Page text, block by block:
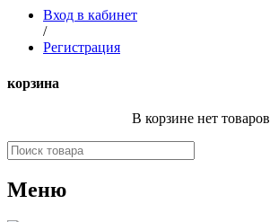
Вход в кабинет
/
Регистрация
корзина
В корзине нет товаров
Меню